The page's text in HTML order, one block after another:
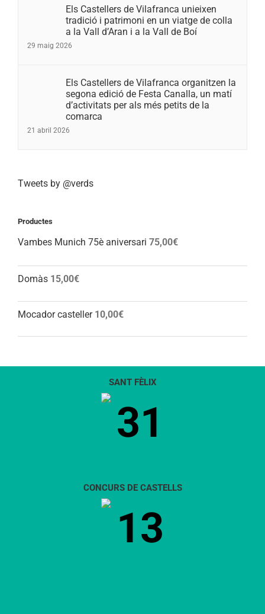
Els Castellers de Vilafranca unieixen
tradició i patrimoni en un viatge de colla
a la Vall d’Aran i a la Vall de Boí
29 maig 2026
Els Castellers de Vilafranca organitzen la
segona edició de Festa Canalla, un matí
d’activitats per als més petits de la
comarca
21 abril 2026
Tweets by @verds
Productes
Vambes Munich 75è aniversari 75,00€
Domàs 15,00€
Mocador casteller 10,00€
SANT FÈLIX
31
CONCURS DE CASTELLS
13